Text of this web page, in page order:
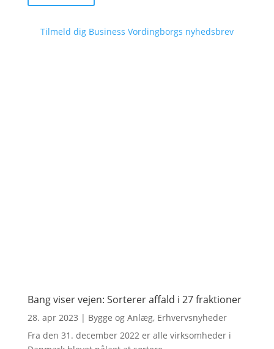
Tilmeld dig Business Vordingborgs nyhedsbrev
Bang viser vejen: Sorterer affald i 27 fraktioner
28. apr 2023 | Bygge og Anlæg, Erhvervsnyheder
Fra den 31. december 2022 er alle virksomheder i